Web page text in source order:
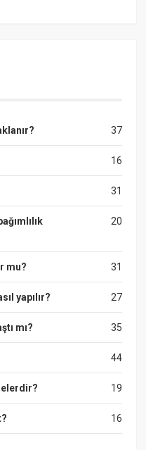
37
16
31
20
31
mu?
27
yapılır?
35
mı?
44
19
16